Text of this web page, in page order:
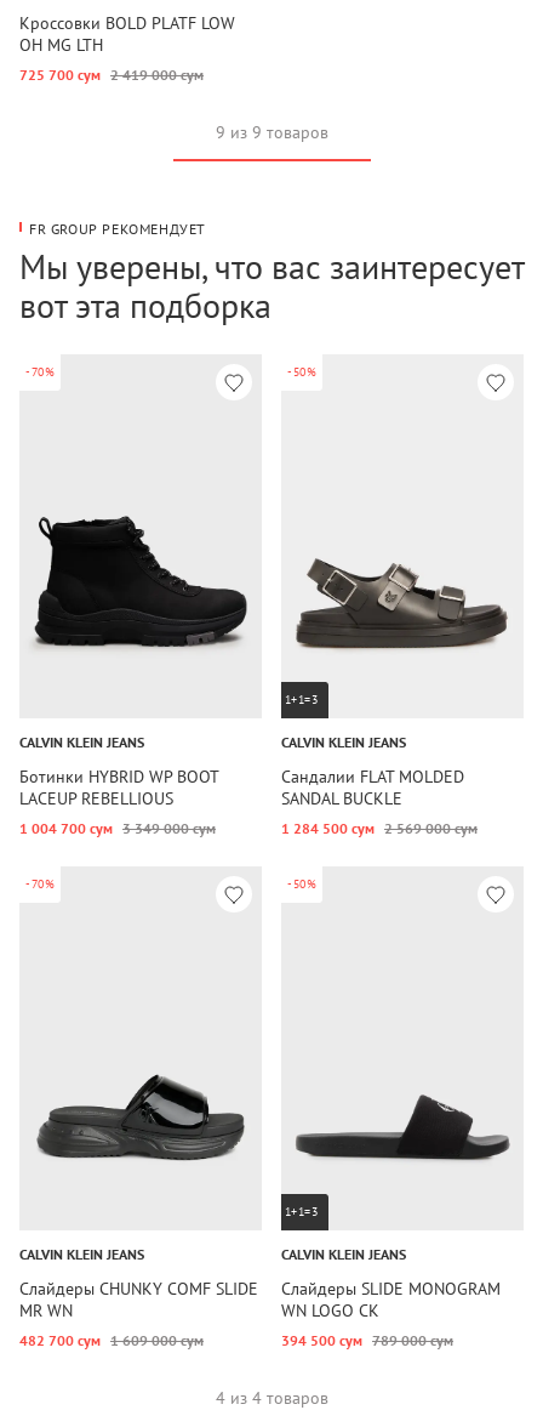
Кроссовки BOLD PLATF LOW
OH MG LTH
725 700 сум 2 419 000 сум
9 из 9 товаров
FR GROUP РЕКОМЕНДУЕТ
Мы уверены, что вас заинтересует
вот эта подборка
-70%
CALVIN KLEIN JEANS
Ботинки HYBRID WP BOOT
LACEUP REBELLIOUS
1 004 700 сум 3 349 000 сум
-50%
1+1=3
CALVIN KLEIN JEANS
Сандалии FLAT MOLDED
SANDAL BUCKLE
1 284 500 сум 2 569 000 сум
-70%
CALVIN KLEIN JEANS
Слайдеры CHUNKY COMF SLIDE
MR WN
482 700 сум 1 609 000 сум
-50%
1+1=3
CALVIN KLEIN JEANS
Слайдеры SLIDE MONOGRAM
WN LOGO CK
394 500 сум 789 000 сум
4 из 4 товаров